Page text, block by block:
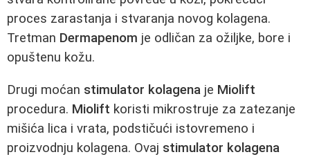
proces zarastanja i stvaranja novog kolagena.
Tretman Dermapenom je odličan za ožiljke, bore i
opuštenu kožu.
Drugi moćan stimulator kolagena je Miolift
procedura. Miolift koristi mikrostruje za zatezanje
mišića lica i vrata, podstičući istovremeno i
proizvodnju kolagena. Ovaj stimulator kolagena